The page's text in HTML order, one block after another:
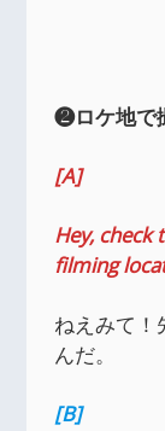
❷ロケ地で
[A]
Hey, check
filming
ねえみて！
んだ。
[B]